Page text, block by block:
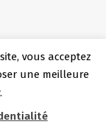
vous acceptez
une meilleure